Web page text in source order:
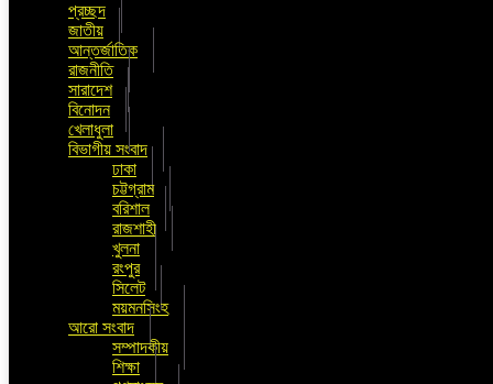
প্রচ্ছদ
জাতীয়
আন্তর্জাতিক
রাজনীতি
সারাদেশ
বিনোদন
খেলাধুলা
বিভাগীয় সংবাদ
ঢাকা
চট্টগ্রাম
বরিশাল
রাজশাহী
খুলনা
রংপুর
সিলেট
ময়মনসিংহ
আরো সংবাদ
সম্পাদকীয়
শিক্ষা